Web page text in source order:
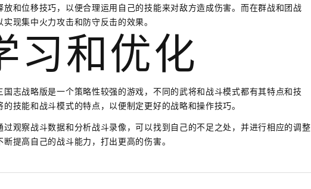
和位移技巧，以便合理运用自己的技能来对敌方造成伤害。而在群战和团战
现集中火力攻击和防守反击的效果。
习和优化
志战略版是一个策略性较强的游戏，不同的武将和战斗模式都有其特点和技
技能和战斗模式的特点，以便制定更好的战略和操作技巧。
观察战斗数据和分析战斗录像，可以找到自己的不足之处，并进行相应的调整
提高自己的战斗能力，打出更高的伤害。